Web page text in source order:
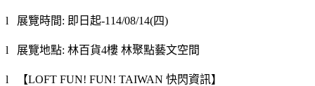
l 展覽時間: 即日起-114/08/14(四)
l 展覽地點: 林百貨4樓 林聚點藝文空間
l 【LOFT FUN! FUN! TAIWAN 快閃資訊】